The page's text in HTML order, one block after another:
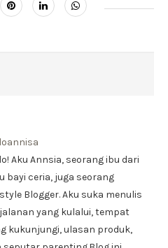
Aku Annsia, seorang ibu dari
bayi ceria, juga seorang
Blogger. Aku suka menulis
yang kulalui, tempat
kukunjungi, ulasan produk,